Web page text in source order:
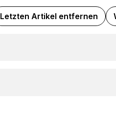
Letzten Artikel entfernen